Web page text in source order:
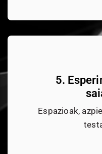
5.
Espazioak,